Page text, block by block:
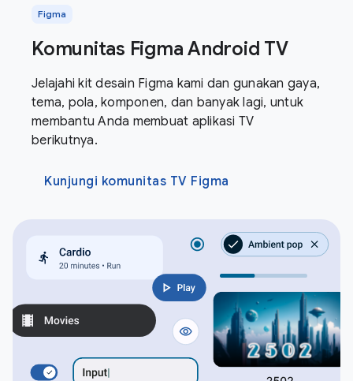
Figma
Komunitas Figma Android TV
Jelajahi kit desain Figma kami dan gunakan gaya,
tema, pola, komponen, dan banyak lagi, untuk
membantu Anda membuat aplikasi TV
berikutnya.
Kunjungi komunitas TV Figma